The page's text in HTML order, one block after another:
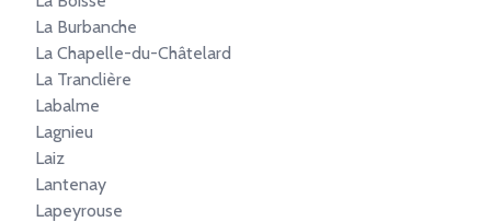
La Burbanche
La Chapelle-du-Châtelard
La Tranclière
Labalme
Lagnieu
Laiz
Lantenay
Lapeyrouse